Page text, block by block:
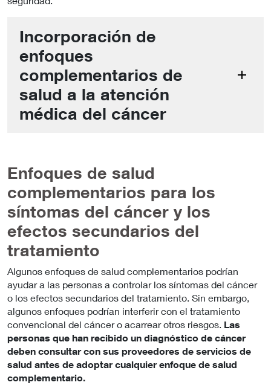
Incorporación de
enfoques
complementarios de
salud a la atención
médica del cáncer
Enfoques de salud
complementarios para los
síntomas del cáncer y los
efectos secundarios del
tratamiento
Algunos enfoques de salud complementarios podrían
ayudar a las personas a controlar los síntomas del cáncer
o los efectos secundarios del tratamiento. Sin embargo,
algunos enfoques podrían interferir con el tratamiento
convencional del cáncer o acarrear otros riesgos. Las
personas que han recibido un diagnóstico de cáncer
deben consultar con sus proveedores de servicios de
salud antes de adoptar cualquier enfoque de salud
complementario.